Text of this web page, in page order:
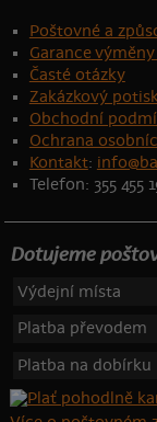
Poštovné a
Garance
Časté otázky
Zakázkový
Obchodní
Ochrana
Kontakt:
Telefon: 355 455
Dotujeme
Výdejní místa
Platba převodem
Platba na dobírku